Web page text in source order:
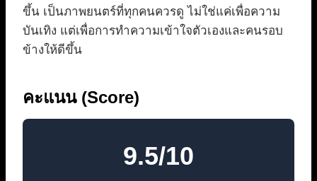
ขึ้น เป็นภาพยนตร์ที่ทุกคนควรดู ไม่ใช่แค่เพื่อความ
บันเทิง แต่เพื่อการทำความเข้าใจตัวเองและคนรอบ
ข้างให้ดีขึ้น
คะแนน (Score)
9.5/10